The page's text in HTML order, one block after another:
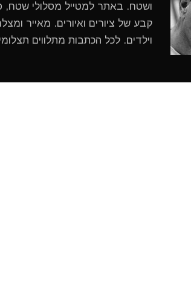
ושטח. באתר למטייל מסלולי שטח,
קבע של ציורים ואיורים. מאייר
וילדים. לכל הכתבות מתלווים